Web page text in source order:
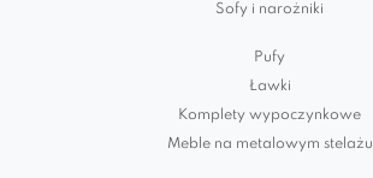
Sofy i narożniki
Pufy
Ławki
Komplety wypoczynkowe
Meble na metalowym stelażu